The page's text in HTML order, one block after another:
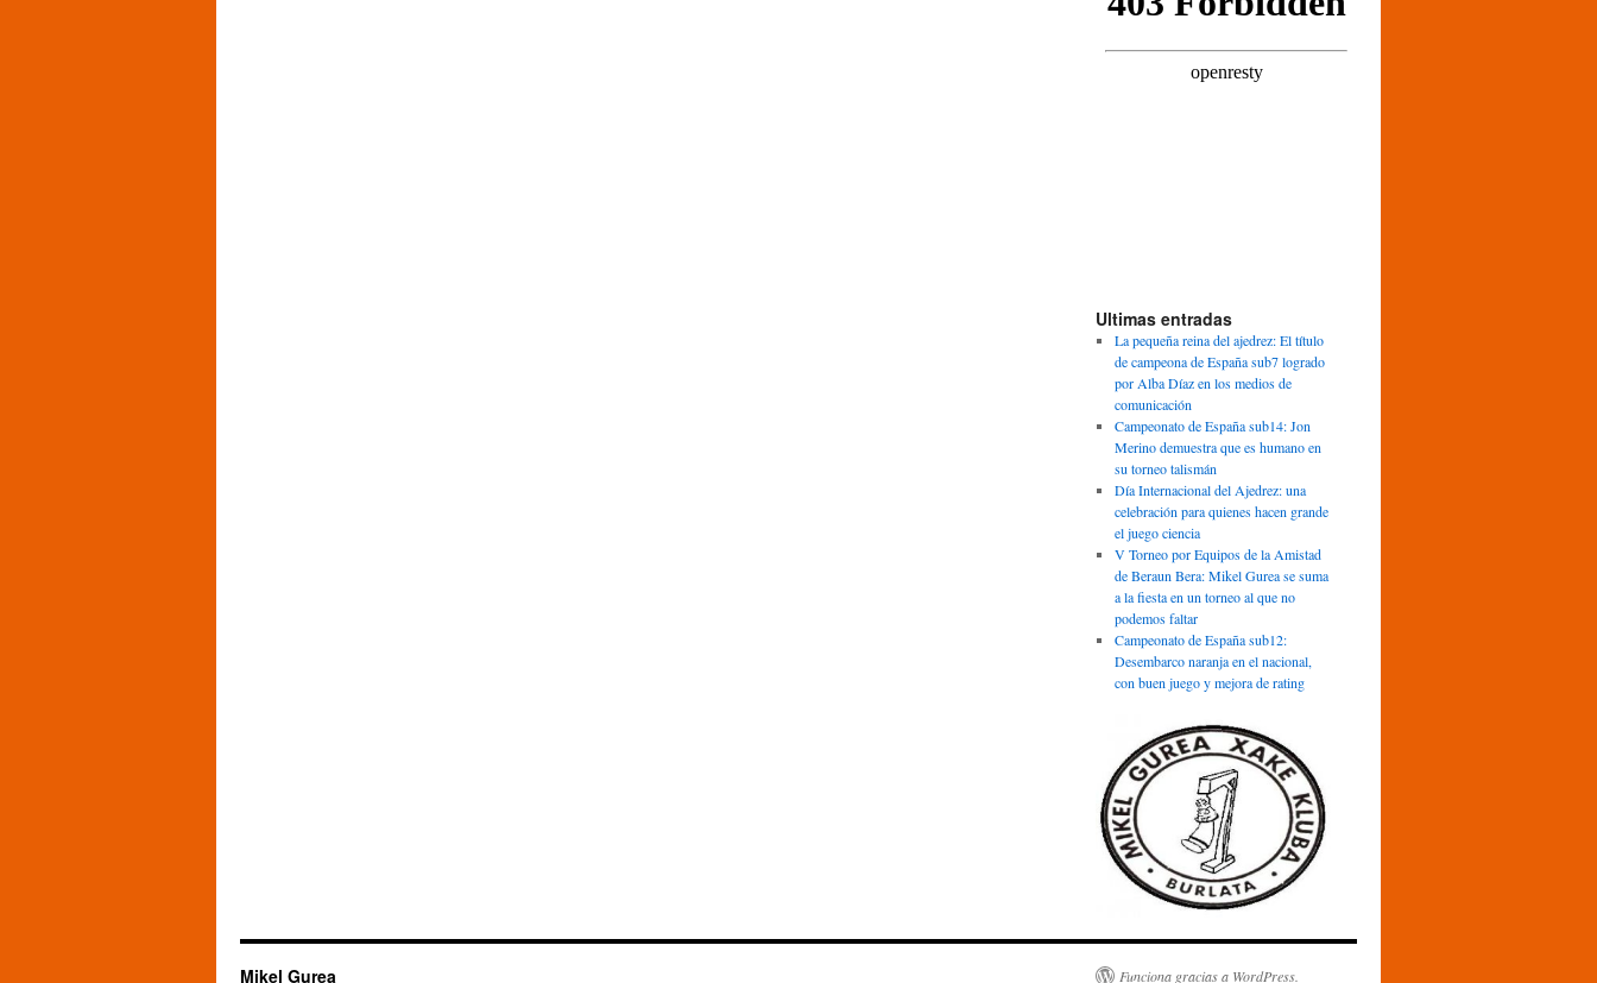
Ultimas entradas
La pequeña reina del ajedrez: El título
de campeona de España sub7 logrado
por Alba Díaz en los medios de
comunicación
Campeonato de España sub14: Jon
Merino demuestra que es humano en
su torneo talismán
Día Internacional del Ajedrez: una
celebración para quienes hacen grande
el juego ciencia
V Torneo por Equipos de la Amistad
de Beraun Bera: Mikel Gurea se suma
a la fiesta en un torneo al que no
podemos faltar
Campeonato de España sub12:
Desembarco naranja en el nacional,
con buen juego y mejora de rating
Mikel Gurea Funciona gracias a WordPress.